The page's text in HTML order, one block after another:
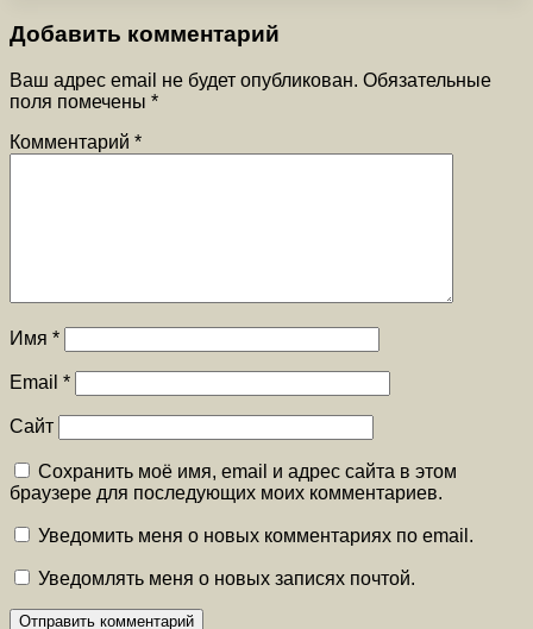
Добавить комментарий
Ваш адрес email не будет опубликован. Обязательные
поля помечены *
Комментарий *
Имя *
Email *
Сайт
Сохранить моё имя, email и адрес сайта в этом
браузере для последующих моих комментариев.
Уведомить меня о новых комментариях по email.
Уведомлять меня о новых записях почтой.